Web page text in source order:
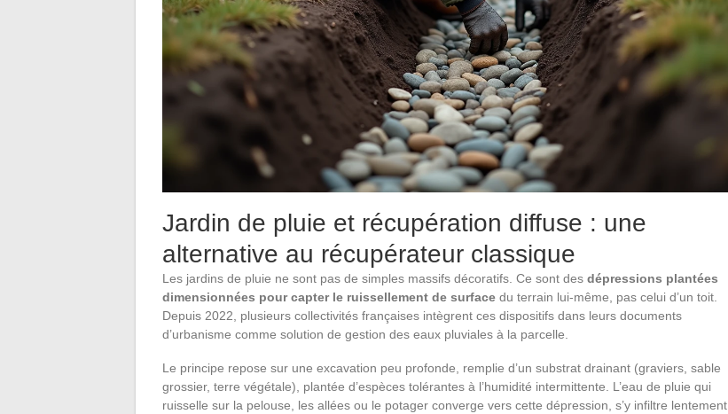
Jardin de pluie et récupération diffuse : une
alternative au récupérateur classique
Les jardins de pluie ne sont pas de simples massifs décoratifs. Ce sont des dépressions plantées
dimensionnées pour capter le ruissellement de surface du terrain lui-même, pas celui d’un toit.
Depuis 2022, plusieurs collectivités françaises intègrent ces dispositifs dans leurs documents
d’urbanisme comme solution de gestion des eaux pluviales à la parcelle.
Le principe repose sur une excavation peu profonde, remplie d’un substrat drainant (graviers, sable
grossier, terre végétale), plantée d’espèces tolérantes à l’humidité intermittente. L’eau de pluie qui
ruisselle sur la pelouse, les allées ou le potager converge vers cette dépression, s’y infiltre lentement